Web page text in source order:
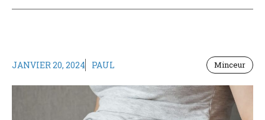
JANVIER 20, 2024 PAUL Minceur